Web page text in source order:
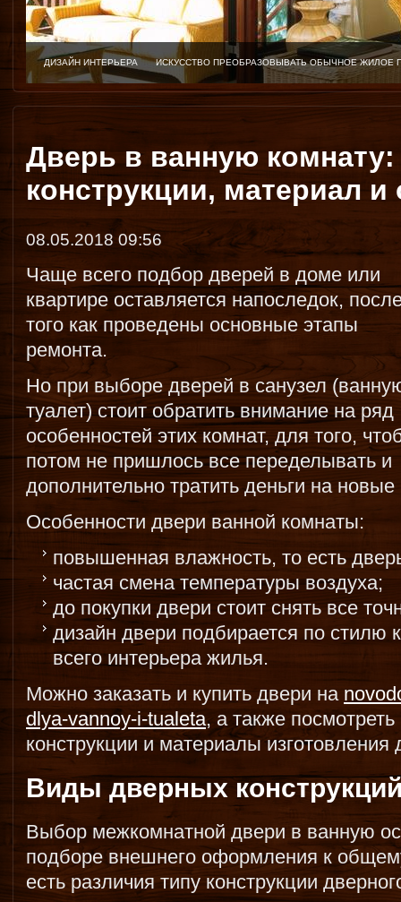
ДИЗАЙН ИНТЕРЬЕРА ИСКУССТВО ПРЕОБРАЗОВЫВАТЬ ОБЫЧНОЕ
Дверь в ванную
конструкции, материал и
08.05.2018 09:56
Чаще всего подбор дверей в доме или
квартире оставляется напоследок,
того как проведены основные этапы
ремонта.
Но при выборе дверей в санузел
туалет) стоит обратить внимание на ряд
особенностей этих комнат, для того,
потом не пришлось все переделывать и
дополнительно тратить деньги на
Особенности двери ванной комнаты:
повышенная влажность, то есть
частая смена температуры воздуха;
до покупки двери стоит снять все
дизайн двери подбирается по
всего интерьера жилья.
Можно заказать и купить двери на
dlya-vannoy-i-tualeta, а также
конструкции и материалы изготовления
Виды дверных
Выбор межкомнатной двери в ванную
подборе внешнего оформления к
есть различия типу конструкции